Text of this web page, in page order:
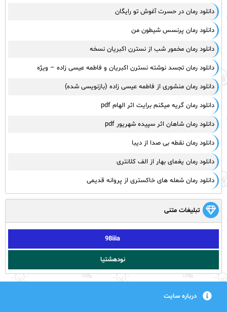
دانلود رمان در حسرت آغوش تو رایگان
دانلود رمان پرنسس شیطون من
دانلود رمان مخمور شب از نسترن اکبریان نسخه
دانلود رمان تجسد نوشته نسترن اکبریان و فاطمه عیسی زاده – ویژه
دانلود رمان منشوری از فاطمه عیسی زاده (بازنویسی شده)
دانلود رمان گریه میکنم برایت اثر الهام pdf
دانلود رمان شاهان اثر سپیده شهریور pdf
دانلود رمان نقطه بی صدا از دیبا
دانلود رمان یغمای بهار از الف کلانتری
دانلود رمان شعله های خاکستری از پروانه قدیمی
تبلیغات متنی
98iiia
نودهشتیا
درباره سایت